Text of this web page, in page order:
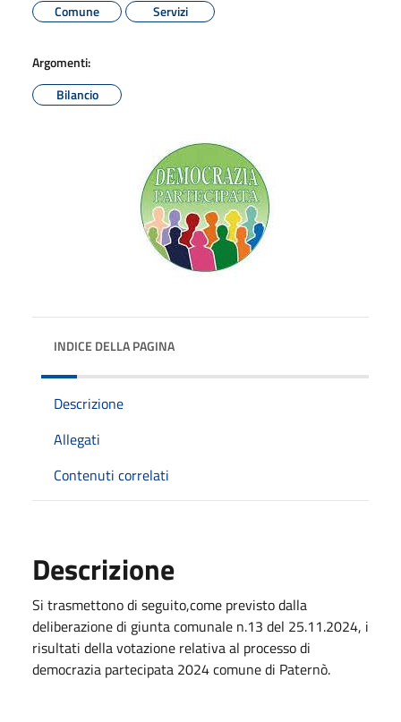
Comune
Servizi
Argomenti:
Bilancio
INDICE DELLA PAGINA
Descrizione
Allegati
Contenuti correlati
Descrizione
Si trasmettono di seguito,come previsto dalla
deliberazione di giunta comunale n.13 del 25.11.2024, i
risultati della votazione relativa al processo di
democrazia partecipata 2024 comune di Paternò.